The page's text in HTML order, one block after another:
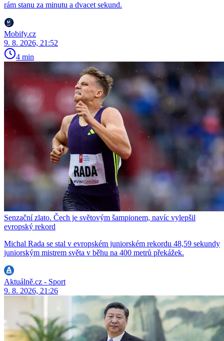
rám stanu za minutu a dvacet sekund.
Mobify.cz
9. 8. 2026, 21:52
4 min
Senzační zlato. Čech je světovým šampionem, navíc vylepšil
evropský rekord
Michal Rada se stal v evropském juniorském rekordu 48,59 sekundy
juniorským mistrem světa v běhu na 400 metrů překážek.
Aktuálně.cz - Sport
9. 8. 2026, 21:26